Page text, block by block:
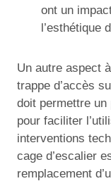
ont un
l’esthétique
Un autre aspect
trappe d’accès
doit permettre
pour faciliter
interventions
cage d’escalier
remplacement